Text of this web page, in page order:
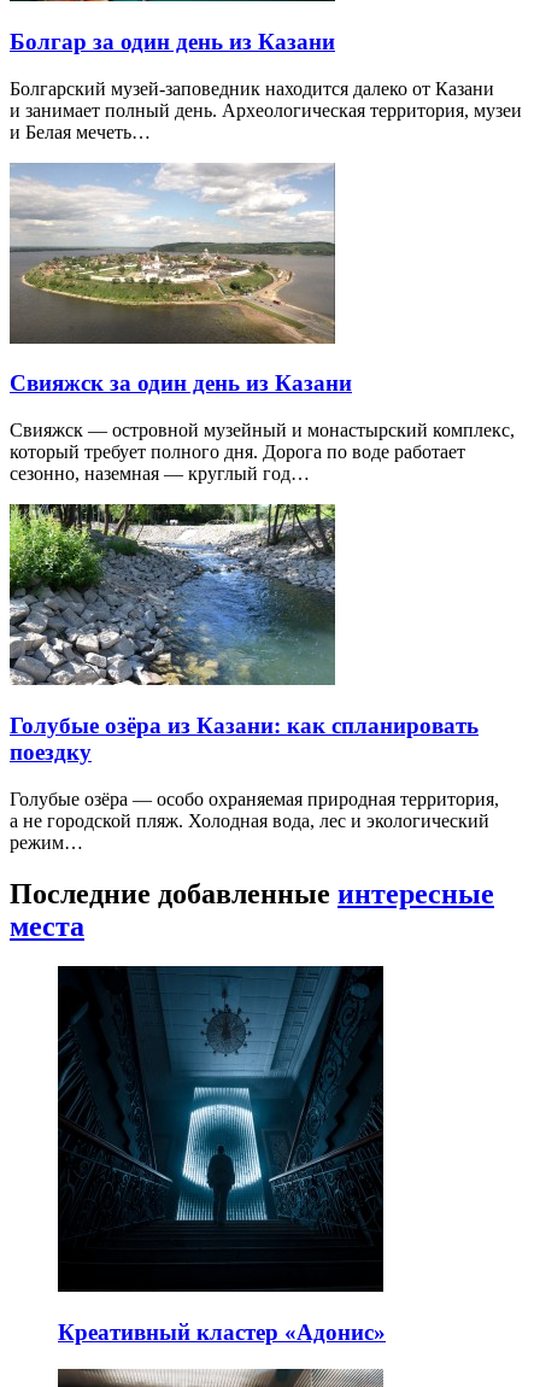
Болгар за один день из Казани
Болгарский музей-заповедник находится далеко от Казани
и занимает полный день. Археологическая территория, музеи
и Белая мечеть…
Свияжск за один день из Казани
Свияжск — островной музейный и монастырский комплекс,
который требует полного дня. Дорога по воде работает
сезонно, наземная — круглый год…
Голубые озёра из Казани: как спланировать
поездку
Голубые озёра — особо охраняемая природная территория,
а не городской пляж. Холодная вода, лес и экологический
режим…
Последние добавленные интересные
места
Креативный кластер «Адонис»